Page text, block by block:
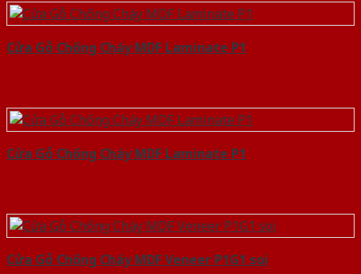
Cửa Gỗ Chống Cháy MDF Laminate P1
Cửa Gỗ Chống Cháy MDF Laminate P1
Cửa Gỗ Chống Cháy MDF Veneer P1G1 soi